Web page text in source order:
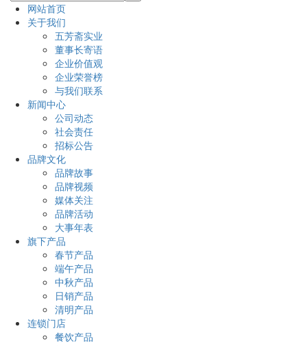
网站首页
关于我们
五芳斋实业
董事长寄语
企业价值观
企业荣誉榜
与我们联系
新闻中心
公司动态
社会责任
招标公告
品牌文化
品牌故事
品牌视频
媒体关注
品牌活动
大事年表
旗下产品
春节产品
端午产品
中秋产品
日销产品
清明产品
连锁门店
餐饮产品